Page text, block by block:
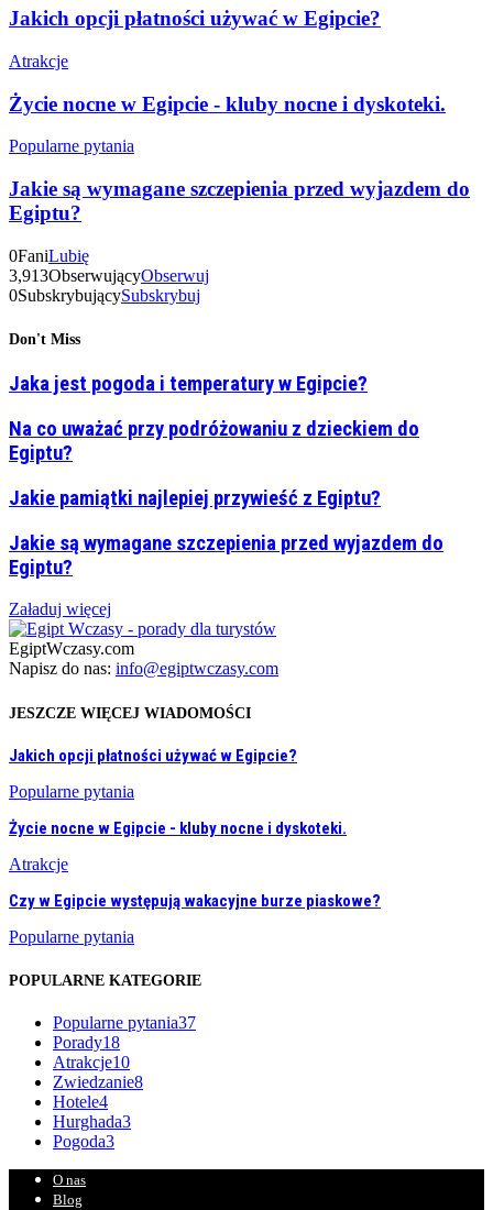
Jakich opcji płatności używać w Egipcie?
Atrakcje
Życie nocne w Egipcie - kluby nocne i dyskoteki.
Popularne pytania
Jakie są wymagane szczepienia przed wyjazdem do
Egiptu?
0FaniLubię
3,913ObserwującyObserwuj
0SubskrybującySubskrybuj
Don't Miss
Jaka jest pogoda i temperatury w Egipcie?
Na co uważać przy podróżowaniu z dzieckiem do
Egiptu?
Jakie pamiątki najlepiej przywieść z Egiptu?
Jakie są wymagane szczepienia przed wyjazdem do
Egiptu?
Załaduj więcej
EgiptWczasy.com
Napisz do nas: info@egiptwczasy.com
JESZCZE WIĘCEJ WIADOMOŚCI
Jakich opcji płatności używać w Egipcie?
Popularne pytania
Życie nocne w Egipcie - kluby nocne i dyskoteki.
Atrakcje
Czy w Egipcie występują wakacyjne burze piaskowe?
Popularne pytania
POPULARNE KATEGORIE
Popularne pytania37
Porady18
Atrakcje10
Zwiedzanie8
Hotele4
Hurghada3
Pogoda3
O nas
Blog